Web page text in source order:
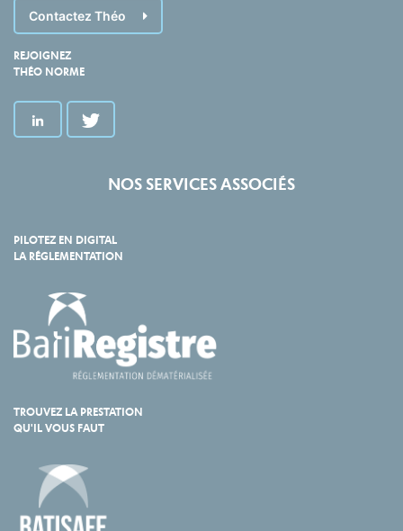
Contactez Théo
REJOIGNEZ
THÉO NORME
NOS SERVICES ASSOCIÉS
PILOTEZ EN DIGITAL
LA RÉGLEMENTATION
TROUVEZ LA PRESTATION
QU'IL VOUS FAUT